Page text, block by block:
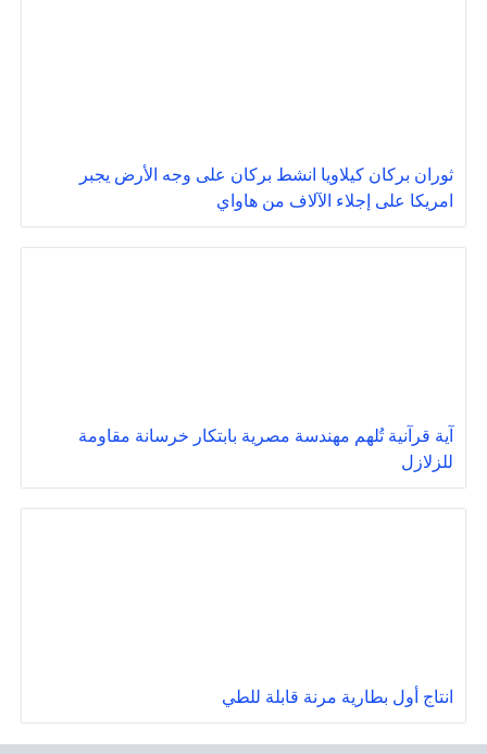
ثوران بركان كيلاويا انشط بركان على وجه الأرض يجبر
امريكا على إجلاء الآلاف من هاواي
آية قرآنية تُلهم مهندسة مصرية بابتكار خرسانة مقاومة
للزلازل
انتاج أول بطارية مرنة قابلة للطي